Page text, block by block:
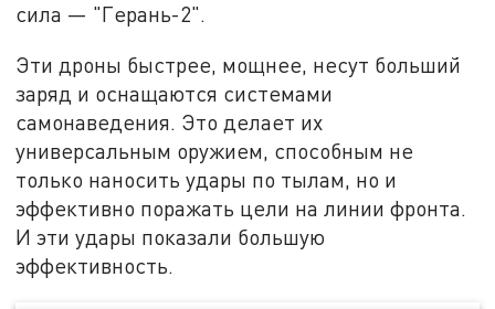
сила — "Герань-2".
Эти дроны быстрее, мощнее, несут больший
заряд и оснащаются системами
самонаведения. Это делает их
универсальным оружием, способным не
только наносить удары по тылам, но и
эффективно поражать цели на линии фронта.
И эти удары показали большую
эффективность.